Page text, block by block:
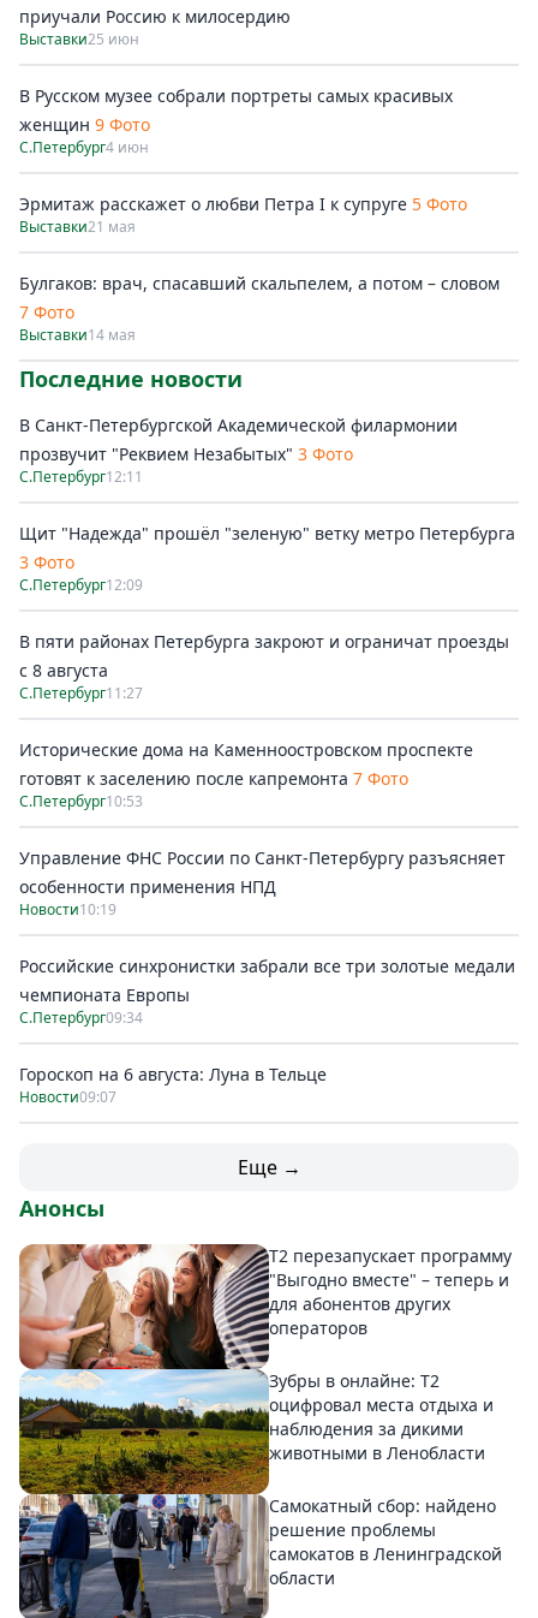
приучали Россию к милосердию
Выставки25 июн
В Русском музее собрали портреты самых красивых
женщин 9 Фото
С.Петербург4 июн
Эрмитаж расскажет о любви Петра I к супруге 5 Фото
Выставки21 мая
Булгаков: врач, спасавший скальпелем, а потом – словом
7 Фото
Выставки14 мая
Последние новости
В Санкт-Петербургской Академической филармонии
прозвучит "Реквием Незабытых" 3 Фото
С.Петербург12:11
Щит "Надежда" прошёл "зеленую" ветку метро Петербурга
3 Фото
С.Петербург12:09
В пяти районах Петербурга закроют и ограничат проезды
с 8 августа
С.Петербург11:27
Исторические дома на Каменноостровском проспекте
готовят к заселению после капремонта 7 Фото
С.Петербург10:53
Управление ФНС России по Санкт-Петербургу разъясняет
особенности применения НПД
Новости10:19
Российские синхронистки забрали все три золотые медали
чемпионата Европы
С.Петербург09:34
Гороскоп на 6 августа: Луна в Тельце
Новости09:07
Еще →
Анонсы
Т2 перезапускает программу
"Выгодно вместе" – теперь и
для абонентов других
операторов
Зубры в онлайне: Т2
оцифровал места отдыха и
наблюдения за дикими
животными в Ленобласти
Самокатный сбор: найдено
решение проблемы
самокатов в Ленинградской
области